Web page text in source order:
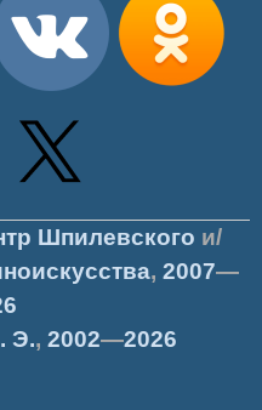
Шпилевского и/
, 2007—
Э., 2002—2026